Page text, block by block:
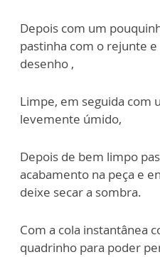
Depois com um
pastinha com o rejunte
desenho ,
Limpe, em seguida com
levemente úmido,
Depois de bem limpo
acabamento na peça e
deixe secar a sombra.
Com a cola instantânea
quadrinho para poder